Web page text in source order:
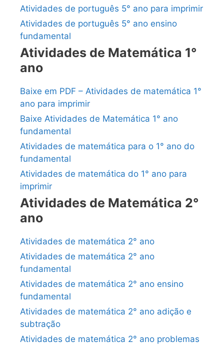
Atividades de português 5° ano para imprimir
Atividades de português 5° ano ensino
fundamental
Atividades de Matemática 1°
ano
Baixe em PDF – Atividades de matemática 1°
ano para imprimir
Baixe Atividades de Matemática 1° ano
fundamental
Atividades de matemática para o 1° ano do
fundamental
Atividades de matemática do 1° ano para
imprimir
Atividades de Matemática 2°
ano
Atividades de matemática 2° ano
Atividades de matemática 2° ano
fundamental
Atividades de matemática 2° ano ensino
fundamental
Atividades de matemática 2° ano adição e
subtração
Atividades de matemática 2° ano problemas